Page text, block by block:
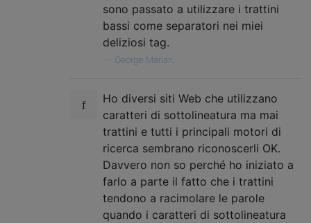
sono passato a utilizzare i trattini
bassi come separatori nei miei
deliziosi tag.
George Marian,
Ho diversi siti Web che utilizzano
caratteri di sottolineatura ma mai
trattini e tutti i principali motori di
ricerca sembrano riconoscerli OK.
Davvero non so perché ho iniziato a
farlo a parte il fatto che i trattini
tendono a racimolare le parole
quando i caratteri di sottolineatura